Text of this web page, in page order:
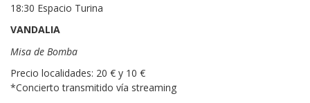
18:30 Espacio Turina
VANDALIA
Misa de Bomba
Precio localidades: 20 € y 10 €
*Concierto transmitido vía streaming